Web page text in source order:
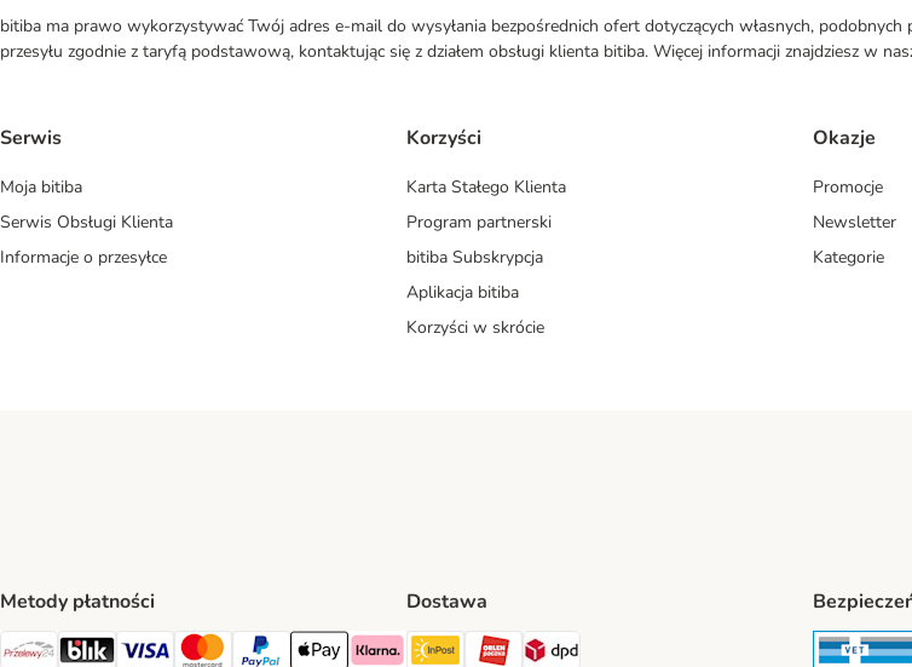
bitiba ma prawo wykorzystywać Twój adres e-mail do wysyłania bezpośrednich ofert dotyczących własnych,
przesyłu zgodnie z taryfą podstawową, kontaktując się z działem obsługi klienta bitiba. Więcej informacji znajdziesz w
Serwis
Moja bitiba
Serwis Obsługi Klienta
Informacje o przesyłce
Korzyści
Karta Stałego Klienta
Program partnerski
bitiba Subskrypcja
Aplikacja bitiba
Korzyści w skrócie
Okazje
Promocje
Newsletter
Kategorie
Metody płatności Dostawa
InPost Shipping Method
ORLEN Paczka. Shipping Method